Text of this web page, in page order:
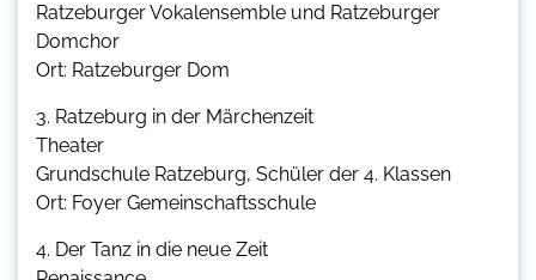
Ratzeburger Vokalensemble und Ratzeburger
Domchor
Ort: Ratzeburger Dom
3. Ratzeburg in der Märchenzeit
Theater
Grundschule Ratzeburg, Schüler der 4. Klassen
Ort: Foyer Gemeinschaftsschule
4. Der Tanz in die neue Zeit